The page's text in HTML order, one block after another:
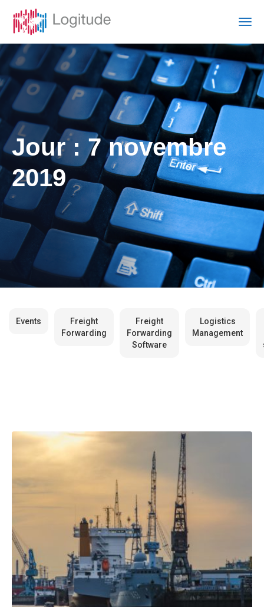
Jour : 7 novembre
2019
Events
Freight
Forwarding
Freight
Forwarding
Software
Logistics
Management